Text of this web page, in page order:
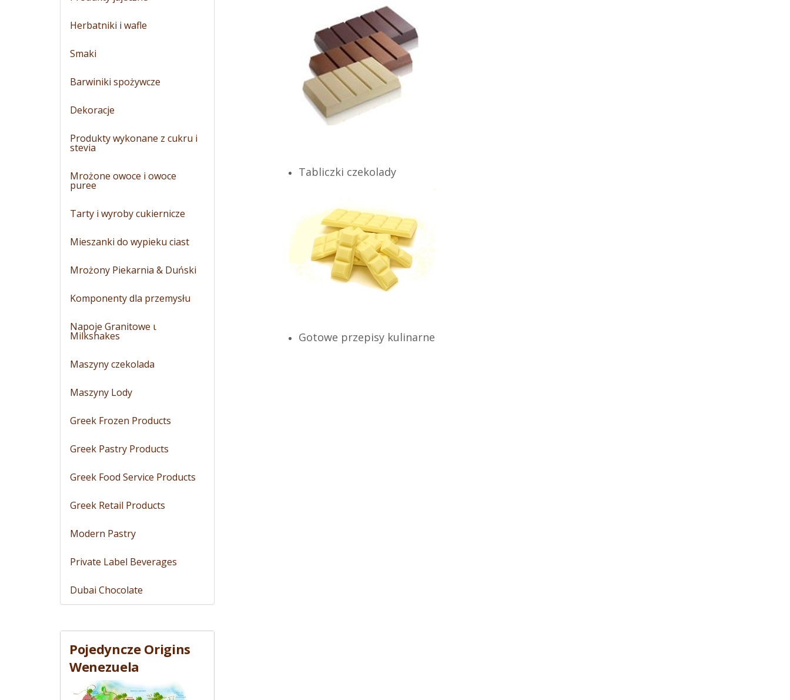
Tabliczki czekolady
Gotowe przepisy kulinarne
Herbatniki i wafle
Smaki
Barwiniki spożywcze
Dekoracje
Produkty wykonane z cukru i
stevia
Mrożone owoce i owoce
puree
Tarty i wyroby cukiernicze
Mieszanki do wypieku ciast
Mrożony Piekarnia & Duński
Komponenty dla przemysłu
Napoje Granitowe ι
Milkshakes
Maszyny czekolada
Maszyny Lody
Greek Frozen Products
Greek Pastry Products
Greek Food Service Products
Greek Retail Products
Modern Pastry
Private Label Beverages
Dubai Chocolate
Pojedyncze Origins
Wenezuela